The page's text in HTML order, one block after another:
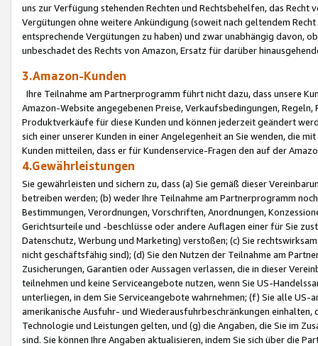
uns zur Verfügung stehenden Rechten und Rechtsbehelfen, das
Vergütungen ohne weitere Ankündigung (soweit nach geltendem
entsprechende Vergütungen zu haben) und zwar unabhängig davon,
unbeschadet des Rechts von Amazon, Ersatz für darüber
3.Amazon-Kunden
Ihre Teilnahme am Partnerprogramm führt nicht dazu, dass unsere
Amazon-Website angegebenen Preise, Verkaufsbedingungen,
Produktverkäufe für diese Kunden und können jederzeit geändert
sich einer unserer Kunden in einer Angelegenheit an Sie wenden, die
Kunden mitteilen, dass er für Kundenservice-Fragen den auf der
4.Gewährleistungen
Sie gewährleisten und sichern zu, dass (a) Sie gemäß dieser
betreiben werden; (b) weder Ihre Teilnahme am Partnerprogramm
Bestimmungen, Verordnungen, Vorschriften, Anordnungen,
Gerichtsurteile und -beschlüsse oder andere Auflagen einer für Sie
Datenschutz, Werbung und Marketing) verstoßen; (c) Sie
nicht geschäftsfähig sind); (d) Sie den Nutzen der Teilnahme am
Zusicherungen, Garantien oder Aussagen verlassen, die in dieser
teilnehmen und keine Serviceangebote nutzen, wenn Sie US-
unterliegen, in dem Sie Serviceangebote wahrnehmen; (f) Sie alle
amerikanische Ausfuhr- und Wiederausfuhrbeschränkungen
Technologie und Leistungen gelten, und (g) die Angaben, die Sie im
sind. Sie können Ihre Angaben aktualisieren, indem Sie sich über die